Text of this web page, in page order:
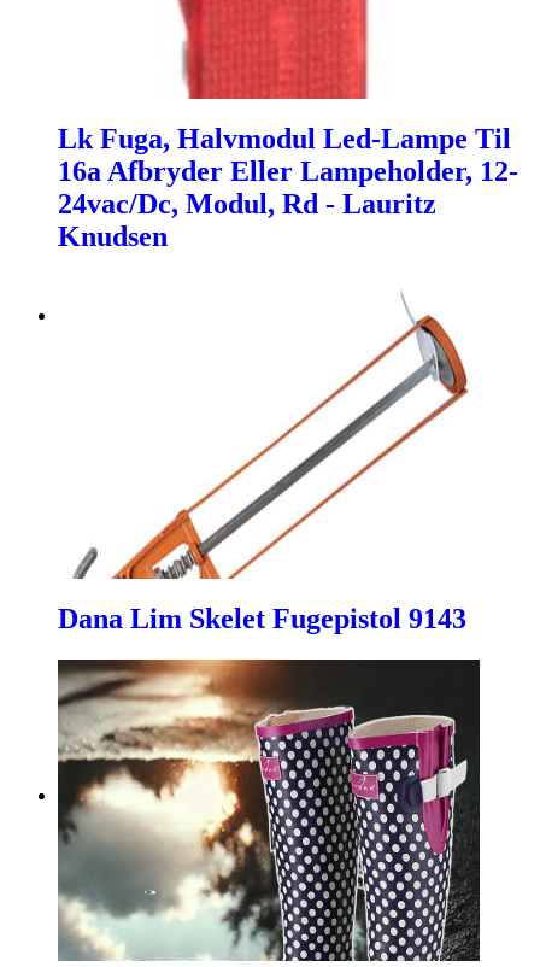
Lk Fuga, Halvmodul Led-Lampe Til
16a Afbryder Eller Lampeholder, 12-
24vac/Dc, Modul, Rd - Lauritz
Knudsen
Dana Lim Skelet Fugepistol 9143